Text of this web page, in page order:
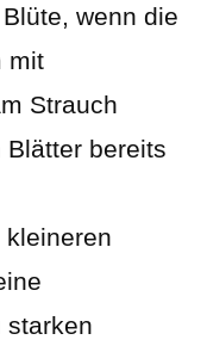
wenn die
mit
Strauch
bereits
kleineren
starken